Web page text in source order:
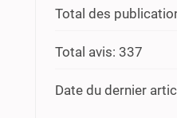
Total des
Total avis: 337
Date du dernier